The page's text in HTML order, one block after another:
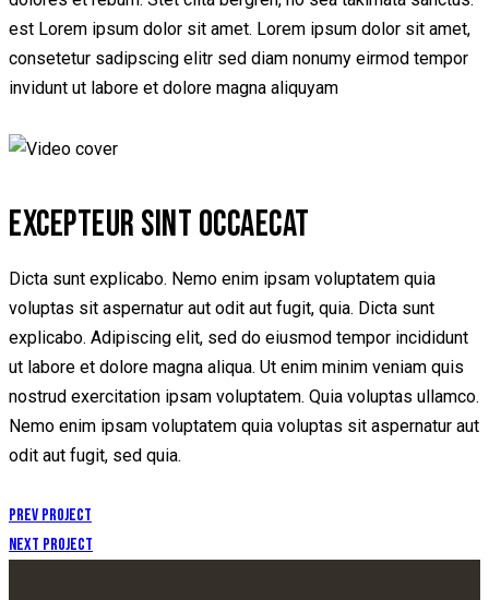
est Lorem ipsum dolor sit amet. Lorem ipsum dolor sit amet,
consetetur sadipscing elitr sed diam nonumy eirmod tempor
invidunt ut labore et dolore magna aliquyam
EXCEPTEUR SINT OCCAECAT
Dicta sunt explicabo. Nemo enim ipsam voluptatem quia
voluptas sit aspernatur aut odit aut fugit, quia. Dicta sunt
explicabo. Adipiscing elit, sed do eiusmod tempor incididunt
ut labore et dolore magna aliqua. Ut enim minim veniam quis
nostrud exercitation ipsam voluptatem. Quia voluptas ullamco.
Nemo enim ipsam voluptatem quia voluptas sit aspernatur aut
odit aut fugit, sed quia.
Prev Project
Next Project